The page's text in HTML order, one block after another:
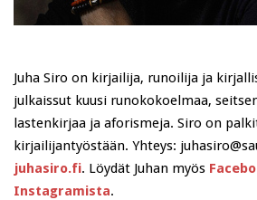
Juha Siro on kirjailija, runoilija ja
julkaissut kuusi runokokoelmaa,
lastenkirjaa ja aforismeja. Siro on
kirjailijantyöstään. Yhteys:
juhasiro.fi. Löydät Juhan myös
Instagramista.